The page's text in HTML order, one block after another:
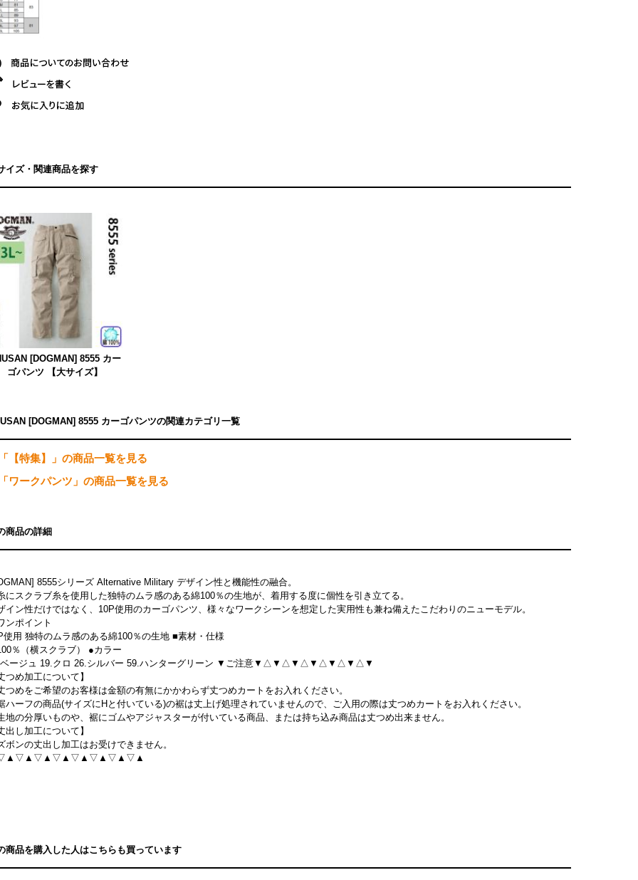
イズ・関連商品を探す
[DOGMAN] 8555 カー
ゴパンツ 【大サイズ】
[DOGMAN] 8555 カーゴパンツの関連カテゴリ一覧
【特集】」の商品一覧を見る
ワークパンツ」の商品一覧を見る
商品の詳細
8555シリーズ Alternative Military デザイン性と機能性の融合。
にスクラブ糸を使用した独特のムラ感のある綿100％の生地が、着用する度に個性を引き立てる。
イン性だけではなく、10P使用のカーゴパンツ、様々なワークシーンを想定した実用性も兼ね備えたこだわりのニューモデル。
ンポイント
使用 独特のムラ感のある綿100％の生地 ■素材・仕様
％（横スクラブ） ●カラー
ベージュ 19.クロ 26.シルバー 59.ハンターグリーン ▼ご注意▼△▼△▼△▼△▼△▼△▼
つめ加工について】
つめをご希望のお客様は金額の有無にかかわらず丈つめカートをお入れください。
ハーフの商品(サイズにHと付いている)の裾は丈上げ処理されていませんので、ご入用の際は丈つめカートをお入れください。
地の分厚いものや、裾にゴムやアジャスターが付いている商品、または持ち込み商品は丈つめ出来ません。
出し加工について】
ボンの丈出し加工はお受けできません。
商品を購入した人はこちらも買っています